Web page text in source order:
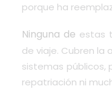
porque ha
Ninguna de estas
de viaje. Cubren
sistemas públicos,
repatriación ni